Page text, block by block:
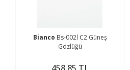
Bianco Bs-002l C2 Güneş
Gözlüğü
458,85 TL